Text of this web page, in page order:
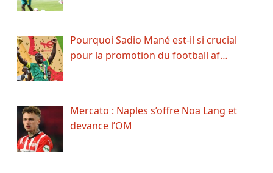
Pourquoi Sadio Mané est-il si crucial
pour la promotion du football af…
Mercato : Naples s’offre Noa Lang et
devance l’OM